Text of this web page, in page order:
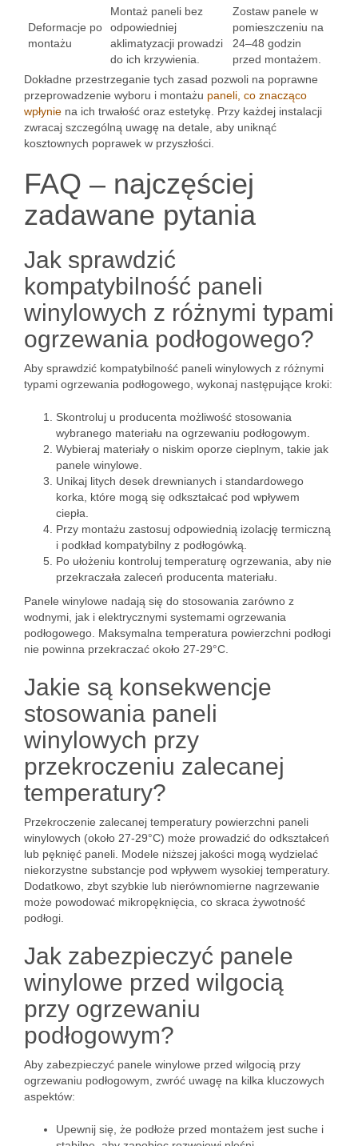
Deformacje po
montażu
Montaż paneli bez
odpowiedniej
aklimatyzacji prowadzi
do ich krzywienia.
Zostaw panele w
pomieszczeniu na
24–48 godzin
przed montażem.
Dokładne przestrzeganie tych zasad pozwoli na poprawne
przeprowadzenie wyboru i montażu paneli, co znacząco
wpłynie na ich trwałość oraz estetykę. Przy każdej instalacji
zwracaj szczególną uwagę na detale, aby uniknąć
kosztownych poprawek w przyszłości.
FAQ – najczęściej
zadawane pytania
Jak sprawdzić
kompatybilność paneli
winylowych z różnymi typami
ogrzewania podłogowego?
Aby sprawdzić kompatybilność paneli winylowych z różnymi
typami ogrzewania podłogowego, wykonaj następujące kroki:
Skontroluj u producenta możliwość stosowania
wybranego materiału na ogrzewaniu podłogowym.
Wybieraj materiały o niskim oporze cieplnym, takie jak
panele winylowe.
Unikaj litych desek drewnianych i standardowego
korka, które mogą się odkształcać pod wpływem
ciepła.
Przy montażu zastosuj odpowiednią izolację termiczną
i podkład kompatybilny z podłogówką.
Po ułożeniu kontroluj temperaturę ogrzewania, aby nie
przekraczała zaleceń producenta materiału.
Panele winylowe nadają się do stosowania zarówno z
wodnymi, jak i elektrycznymi systemami ogrzewania
podłogowego. Maksymalna temperatura powierzchni podłogi
nie powinna przekraczać około 27-29°C.
Jakie są konsekwencje
stosowania paneli
winylowych przy
przekroczeniu zalecanej
temperatury?
Przekroczenie zalecanej temperatury powierzchni paneli
winylowych (około 27-29°C) może prowadzić do odkształceń
lub pęknięć paneli. Modele niższej jakości mogą wydzielać
niekorzystne substancje pod wpływem wysokiej temperatury.
Dodatkowo, zbyt szybkie lub nierównomierne nagrzewanie
może powodować mikropęknięcia, co skraca żywotność
podłogi.
Jak zabezpieczyć panele
winylowe przed wilgocią
przy ogrzewaniu
podłogowym?
Aby zabezpieczyć panele winylowe przed wilgocią przy
ogrzewaniu podłogowym, zwróć uwagę na kilka kluczowych
aspektów:
Upewnij się, że podłoże przed montażem jest suche i